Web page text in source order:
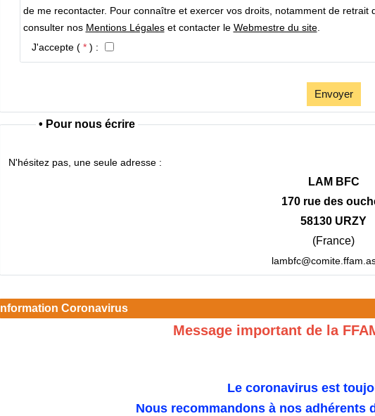
de me recontacter. Pour connaître et exercer vos droits, notamment de
consulter nos Mentions Légaleset contacter le Webmestre du site.
J'accepte ( * ) :
Envoyer
• Pour nous écrire
N'hésitez pas, une seule adresse :
LAM BFC
170 rue des
58130 URZY
(France)
Information Coronavirus
Message important de la
Le coronavirus est
Nous recommandons à nos adhérents